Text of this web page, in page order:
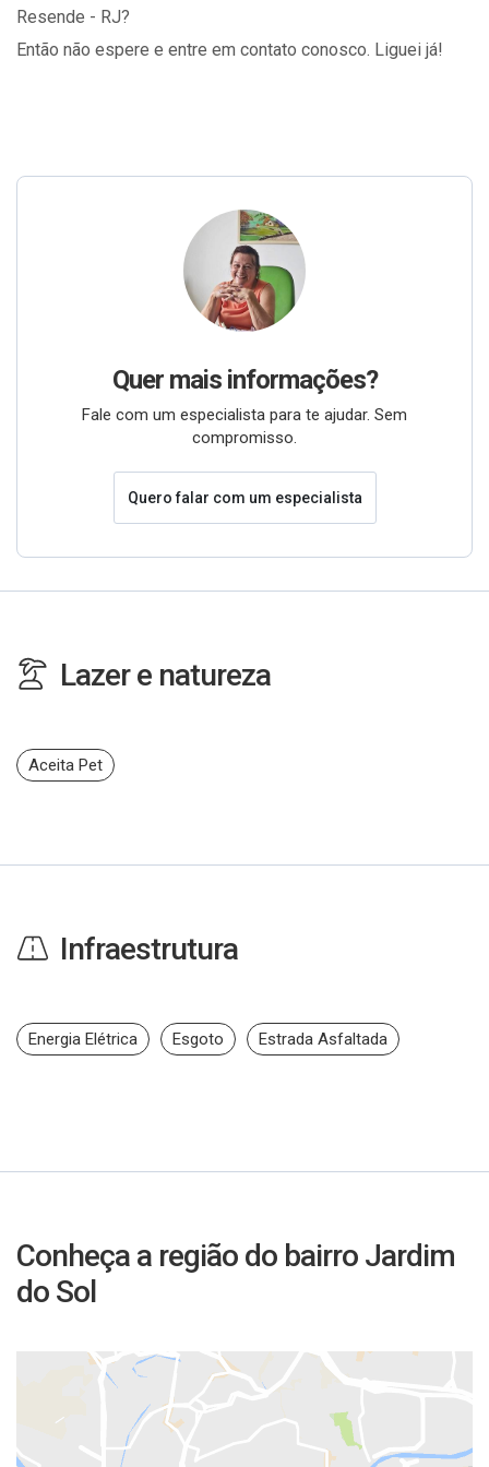
Resende - RJ?
Então não espere e entre em contato conosco. Liguei já!
Quer mais informações?
Fale com um especialista para te ajudar. Sem
compromisso.
Quero falar com um especialista
Lazer e natureza
Aceita Pet
Infraestrutura
Energia Elétrica Esgoto Estrada Asfaltada
Conheça a região do bairro Jardim
do Sol